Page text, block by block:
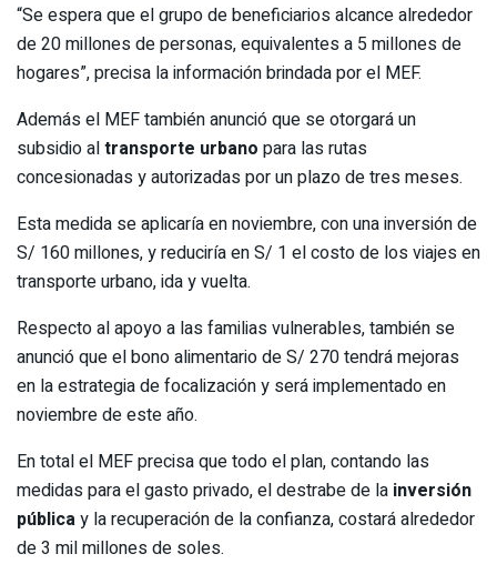
“Se espera que el grupo de beneficiarios alcance alrededor
de 20 millones de personas, equivalentes a 5 millones de
hogares”, precisa la información brindada por el MEF.
Además el MEF también anunció que se otorgará un
subsidio altransporte urbano para las rutas
concesionadas y autorizadas por un plazo de tres meses.
Esta medida se aplicaría en noviembre, con una inversión de
S/ 160 millones, y reduciría en S/ 1 el costo de los viajes en
transporte urbano, ida y vuelta.
Respecto al apoyo a las familias vulnerables, también se
anunció que el bono alimentario de S/ 270 tendrá mejoras
en la estrategia de focalización y será implementado en
noviembre de este año.
En total el MEF precisa que todo el plan, contando las
medidas para el gasto privado, el destrabe de la inversión
públicay la recuperación de la confianza, costará alrededor
de 3 mil millones de soles.